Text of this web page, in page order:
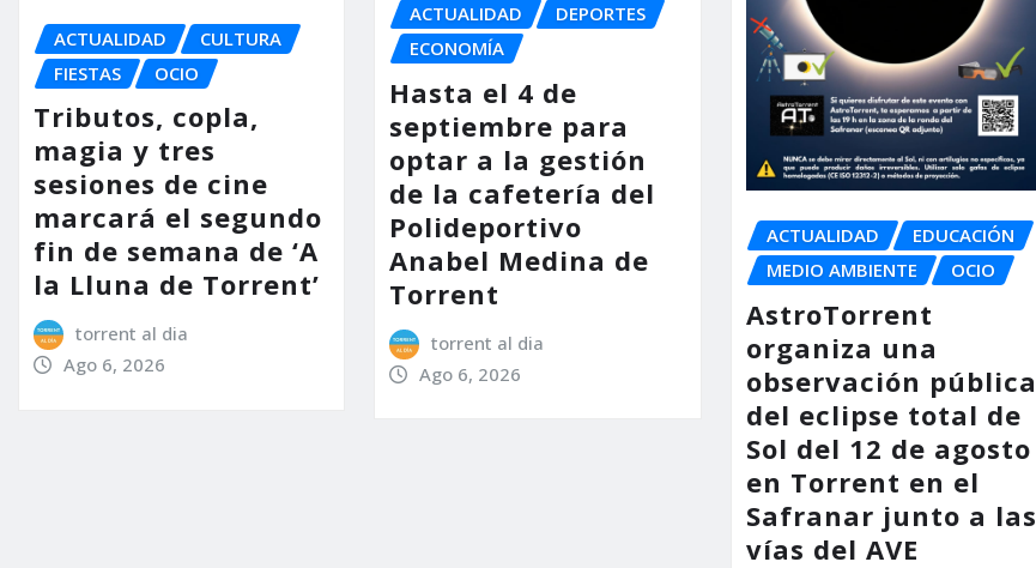
ACTUALIDAD
CULTURA
FIESTAS
OCIO
Tributos, copla,
magia y tres
sesiones de cine
marcará el segundo
fin de semana de ‘A
la Lluna de Torrent’
torrent al dia
Ago 6, 2026
ACTUALIDAD
DEPORTES
ECONOMÍA
Hasta el 4 de
septiembre para
optar a la gestión
de la cafetería del
Polideportivo
Anabel Medina de
Torrent
torrent al dia
Ago 6, 2026
ACTUALIDAD
EDUCACIÓN
MEDIO AMBIENTE
OCIO
AstroTorrent
organiza una
observación pública
del eclipse total de
Sol del 12 de agosto
en Torrent en el
Safranar junto a las
vías del AVE